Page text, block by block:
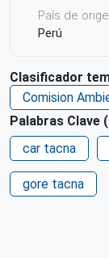
País de
Perú
Acceso
Clasificador
Comision
Palabras Clave
car tacna
gore tacna